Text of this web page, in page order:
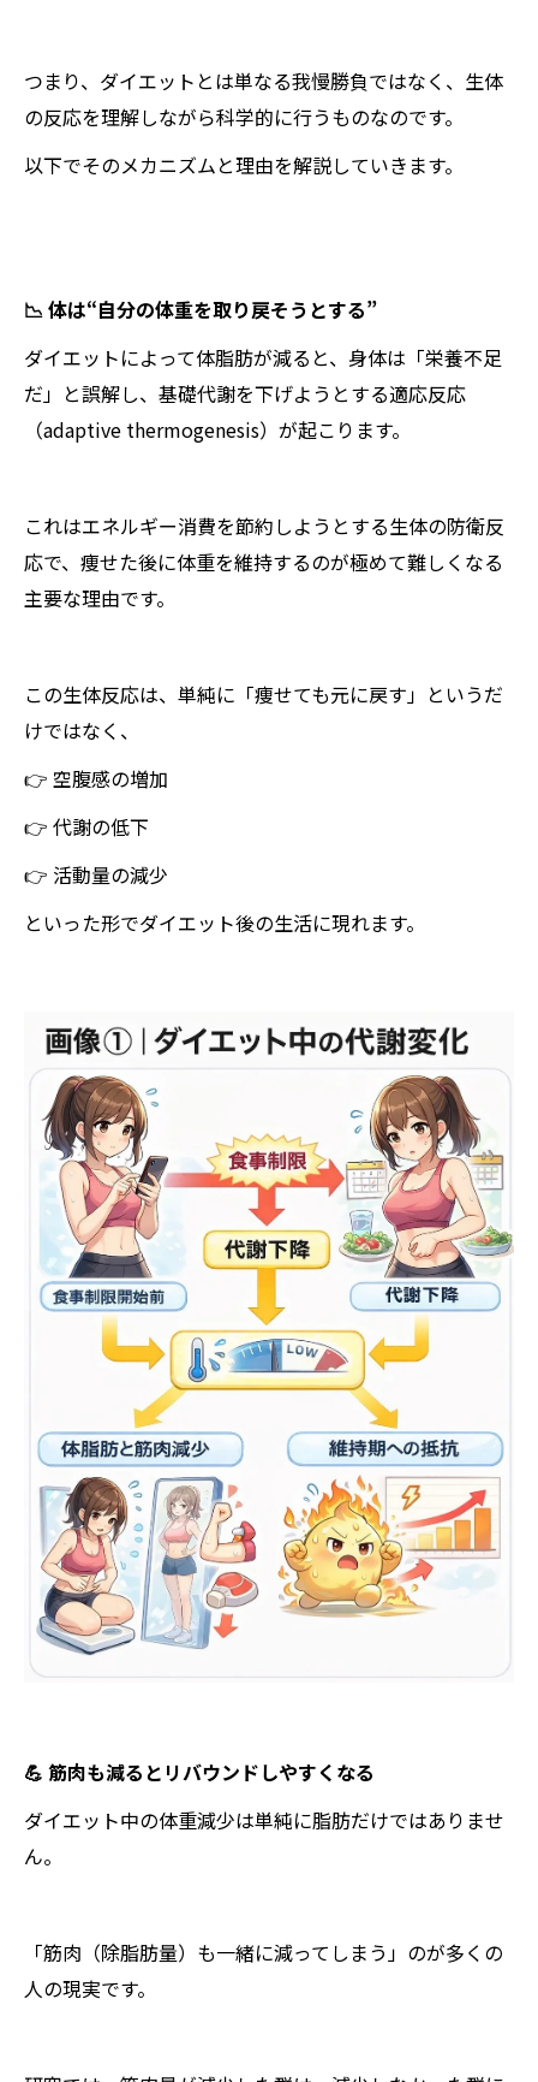
つまり、ダイエットとは単なる我慢勝負ではなく、生体
の反応を理解しながら科学的に行うものなのです。
以下でそのメカニズムと理由を解説していきます。
📉 体は“自分の体重を取り戻そうとする”
ダイエットによって体脂肪が減ると、身体は「栄養不足
だ」と誤解し、基礎代謝を下げようとする適応反応
（adaptive thermogenesis）が起こります。
これはエネルギー消費を節約しようとする生体の防衛反
応で、痩せた後に体重を維持するのが極めて難しくなる
主要な理由です。
この生体反応は、単純に「痩せても元に戻す」というだ
けではなく、
👉 空腹感の増加
👉 代謝の低下
👉 活動量の減少
といった形でダイエット後の生活に現れます。
💪 筋肉も減るとリバウンドしやすくなる
ダイエット中の体重減少は単純に脂肪だけではありませ
ん。
「筋肉（除脂肪量）も一緒に減ってしまう」のが多くの
人の現実です。